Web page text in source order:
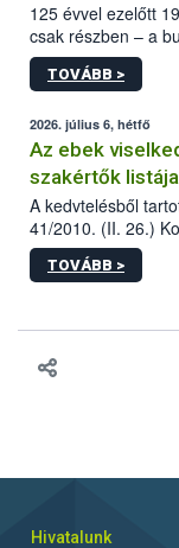
125 évvel ezelőtt
csak részben – a
állomás a Kis
tervezett új
TOVÁBB >
2026. július 6, hétfő
Az ebek
szakértők listája
A kedvtelésből
41/2010. (II. 26.)
sérülés, illetve
hatósági
TOVÁBB >
Hivatalunk